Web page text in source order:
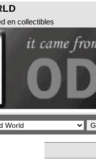
en collectibles